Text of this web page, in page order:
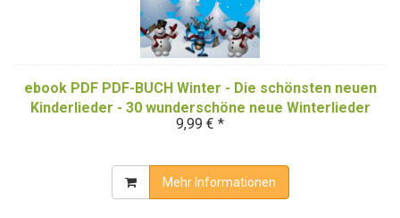
ebook PDF PDF-BUCH Winter - Die schönsten neuen
Kinderlieder - 30 wunderschöne neue Winterlieder
9,99 € *
Mehr Informationen